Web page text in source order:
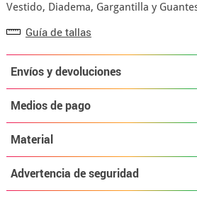
Vestido, Diadema, Gargantilla y
Guía de tallas
Envíos y devoluciones
Medios de pago
Material
Advertencia de seguridad